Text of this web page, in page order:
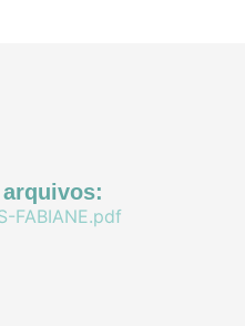
FABIANE.pdf